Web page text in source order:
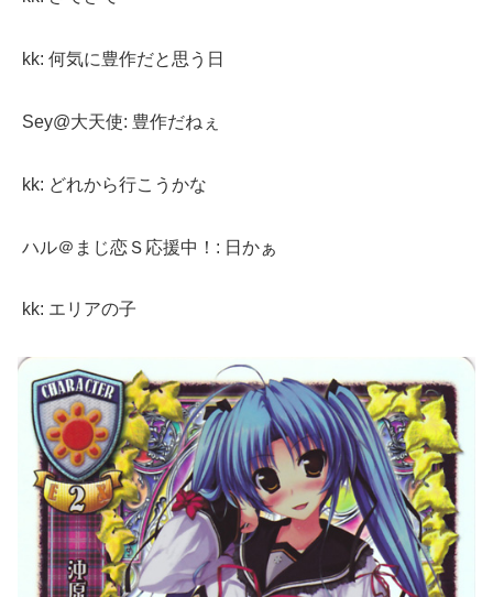
kk: 何気に豊作だと思う日
Sey@大天使: 豊作だねぇ
kk: どれから行こうかな
ハル＠まじ恋Ｓ応援中！: 日かぁ
kk: エリアの子